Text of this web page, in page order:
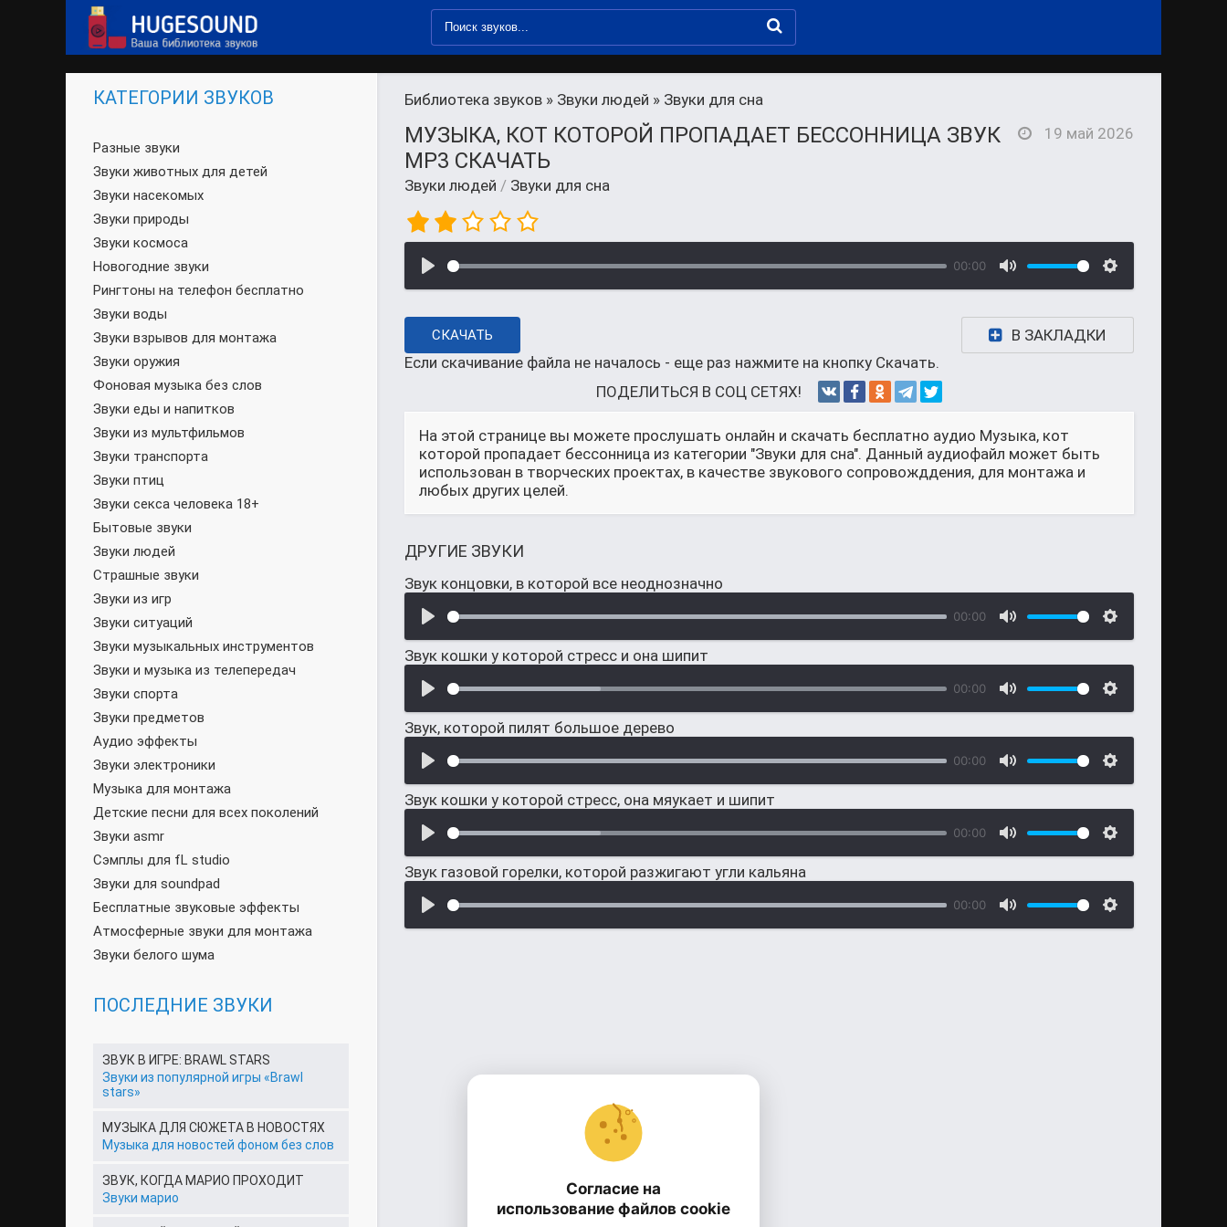
Библиотека звуков » Звуки людей » Звуки для сна
МУЗЫКА, КОТ КОТОРОЙ ПРОПАДАЕТ БЕССОННИЦА ЗВУК
MP3 СКАЧАТЬ
Звуки людей / Звуки для сна
19 май 2026
00:00
СКАЧАТЬ
В ЗАКЛАДКИ
Если скачивание файла не началось - еще раз нажмите на кнопку Скачать.
ПОДЕЛИТЬСЯ В СОЦ СЕТЯХ!
На этой странице вы можете прослушать онлайн и скачать бесплатно аудио Музыка, кот
которой пропадает бессонница из категории "Звуки для сна". Данный аудиофайл может быть
использован в творческих проектах, в качестве звукового сопровожддения, для монтажа и
любых других целей.
ДРУГИЕ ЗВУКИ
Звук концовки, в которой все неоднозначно
00:00
Звук кошки у которой стресс и она шипит
00:00
Звук, которой пилят большое дерево
00:00
Звук кошки у которой стресс, она мяукает и шипит
00:00
Звук газовой горелки, которой разжигают угли кальяна
00:00
КАТЕГОРИИ ЗВУКОВ
Разные звуки
Звуки животных для детей
Звуки насекомых
Звуки природы
Звуки космоса
Новогодние звуки
Рингтоны на телефон бесплатно
Звуки воды
Звуки взрывов для монтажа
Звуки оружия
Фоновая музыка без слов
Звуки еды и напитков
Звуки из мультфильмов
Звуки транспорта
Звуки птиц
Звуки секса человека 18+
Бытовые звуки
Звуки людей
Страшные звуки
Звуки из игр
Звуки ситуаций
Звуки музыкальных инструментов
Звуки и музыка из телепередач
Звуки спорта
Звуки предметов
Аудио эффекты
Звуки электроники
Музыка для монтажа
Детские песни для всех поколений
Звуки asmr
Сэмплы для fL studio
Звуки для soundpad
Бесплатные звуковые эффекты
Атмосферные звуки для монтажа
Звуки белого шума
ПОСЛЕДНИЕ ЗВУКИ
ЗВУК В ИГРЕ: BRAWL STARS
Звуки из популярной игры «Brawl
stars»
МУЗЫКА ДЛЯ СЮЖЕТА В НОВОСТЯХ
Музыка для новостей фоном без слов
ЗВУК, КОГДА МАРИО ПРОХОДИТ
Звуки марио
Согласие на
использование файлов cookie